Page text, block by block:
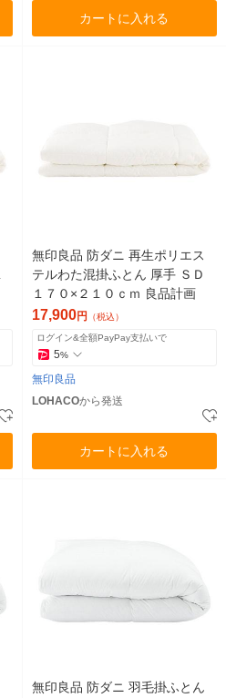
カートに入れる
無印良品 防ダニ 再生ポリエス
テルわた混掛ふとん 厚手 ＳＤ
１７０×２１０ｃｍ 良品計画
17,900円 （税込）
ログイン&全額PayPay支払いで
5%
無印良品
LOHACOから発送
カートに入れる
無印良品 防ダニ 羽毛掛ふとん